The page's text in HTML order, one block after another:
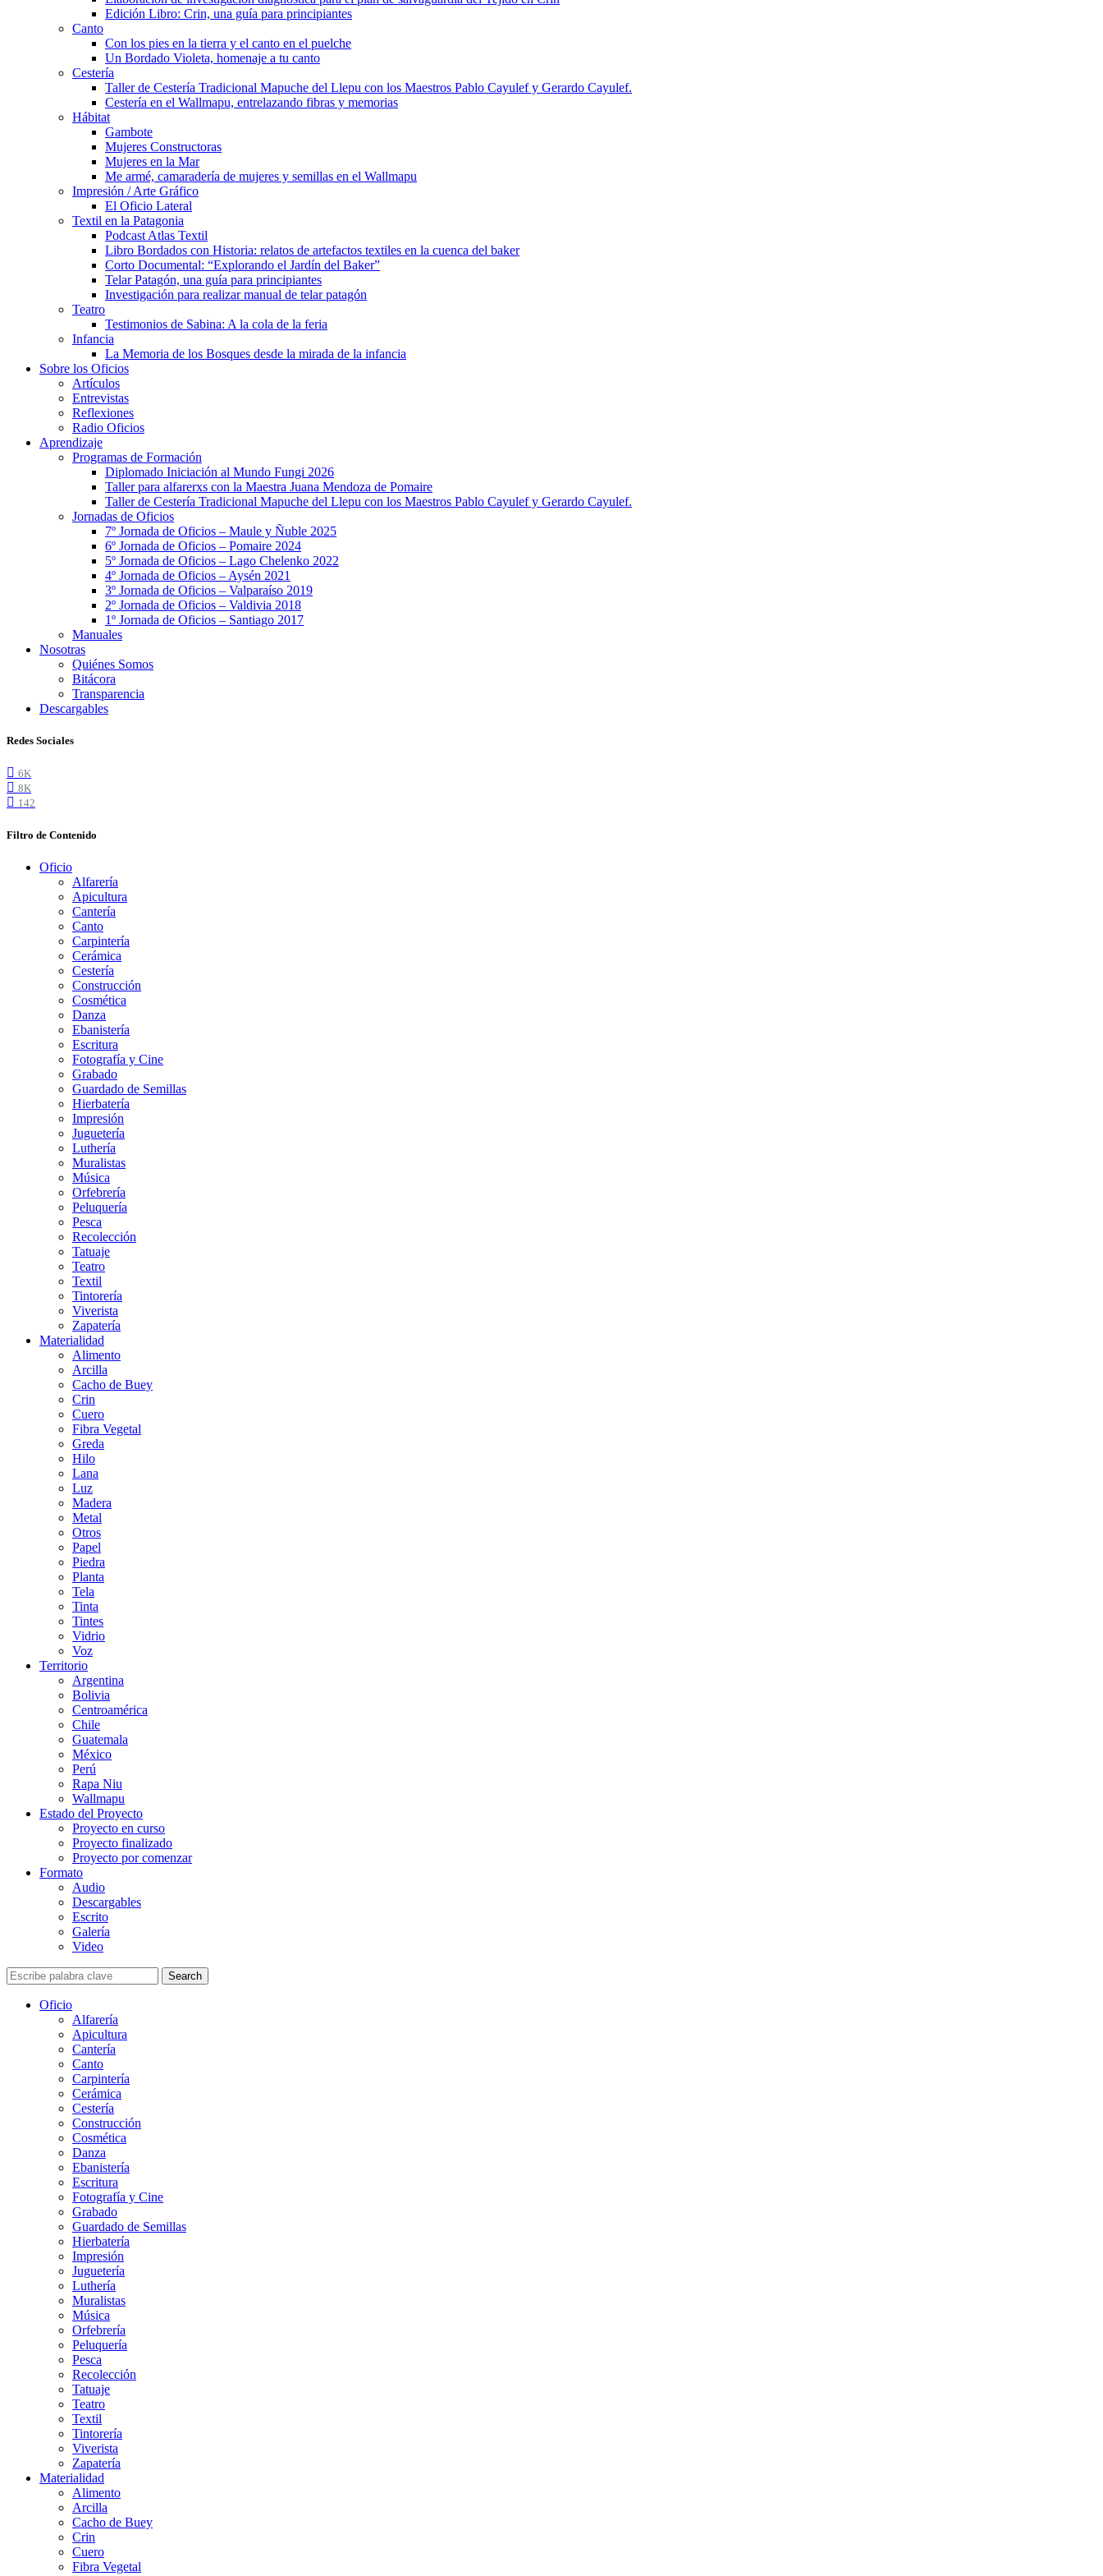
Edición Libro: Crin, una guía para principiantes
Canto
Con los pies en la tierra y el canto en el puelche
Un Bordado Violeta, homenaje a tu canto
Cestería
Taller de Cestería Tradicional Mapuche del Llepu con los Maestros Pablo Cayulef y Gerardo Cayulef.
Cestería en el Wallmapu, entrelazando fibras y memorias
Hábitat
Gambote
Mujeres Constructoras
Mujeres en la Mar
Me armé, camaradería de mujeres y semillas en el Wallmapu
Impresión / Arte Gráfico
El Oficio Lateral
Textil en la Patagonia
Podcast Atlas Textil
Libro Bordados con Historia: relatos de artefactos textiles en la cuenca del baker
Corto Documental: “Explorando el Jardín del Baker”
Telar Patagón, una guía para principiantes
Investigación para realizar manual de telar patagón
Teatro
Testimonios de Sabina: A la cola de la feria
Infancia
La Memoria de los Bosques desde la mirada de la infancia
Sobre los Oficios
Artículos
Entrevistas
Reflexiones
Radio Oficios
Aprendizaje
Programas de Formación
Diplomado Iniciación al Mundo Fungi 2026
Taller para alfarerxs con la Maestra Juana Mendoza de Pomaire
Taller de Cestería Tradicional Mapuche del Llepu con los Maestros Pablo Cayulef y Gerardo Cayulef.
Jornadas de Oficios
7º Jornada de Oficios – Maule y Ñuble 2025
6º Jornada de Oficios – Pomaire 2024
5º Jornada de Oficios – Lago Chelenko 2022
4º Jornada de Oficios – Aysén 2021
3º Jornada de Oficios – Valparaíso 2019
2º Jornada de Oficios – Valdivia 2018
1º Jornada de Oficios – Santiago 2017
Manuales
Nosotras
Quiénes Somos
Bitácora
Transparencia
Descargables
Redes Sociales
6K
8K
142
Filtro de Contenido
Oficio
Alfarería
Apicultura
Cantería
Canto
Carpintería
Cerámica
Cestería
Construcción
Cosmética
Danza
Ebanistería
Escritura
Fotografía y Cine
Grabado
Guardado de Semillas
Hierbatería
Impresión
Juguetería
Luthería
Muralistas
Música
Orfebrería
Peluquería
Pesca
Recolección
Tatuaje
Teatro
Textil
Tintorería
Viverista
Zapatería
Materialidad
Alimento
Arcilla
Cacho de Buey
Crin
Cuero
Fibra Vegetal
Greda
Hilo
Lana
Luz
Madera
Metal
Otros
Papel
Piedra
Planta
Tela
Tinta
Tintes
Vidrio
Voz
Territorio
Argentina
Bolivia
Centroamérica
Chile
Guatemala
México
Perú
Rapa Niu
Wallmapu
Estado del Proyecto
Proyecto en curso
Proyecto finalizado
Proyecto por comenzar
Formato
Audio
Descargables
Escrito
Galería
Video
Search
Oficio
Alfarería
Apicultura
Cantería
Canto
Carpintería
Cerámica
Cestería
Construcción
Cosmética
Danza
Ebanistería
Escritura
Fotografía y Cine
Grabado
Guardado de Semillas
Hierbatería
Impresión
Juguetería
Luthería
Muralistas
Música
Orfebrería
Peluquería
Pesca
Recolección
Tatuaje
Teatro
Textil
Tintorería
Viverista
Zapatería
Materialidad
Alimento
Arcilla
Cacho de Buey
Crin
Cuero
Fibra Vegetal